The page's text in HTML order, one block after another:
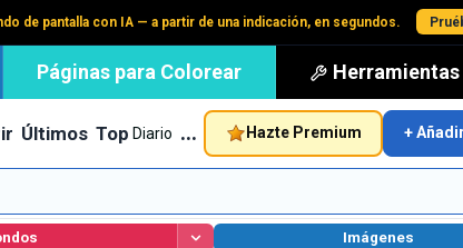
de pantalla con IA — a partir de una indicación, en segundos.
Páginas para Colorear
Últimos Top Diario … Hazte Premium +
Imágenes